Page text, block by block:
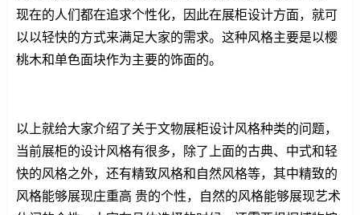
现在的人们都在追求个性化，因此在展柜设计方面，就可
以以轻快的方式来满足大家的需求。这种风格主要是以樱
桃木和单色面块作为主要的饰面的。
以上就给大家介绍了关于文物展柜设计风格种类的问题，
当前展柜的设计风格有很多，除了上面的古典、中式和轻
快的风格之外，还有精致风格和自然风格等，其中精致的
风格能够展现庄重高 贵的个性，自然的风格能够展现艺术